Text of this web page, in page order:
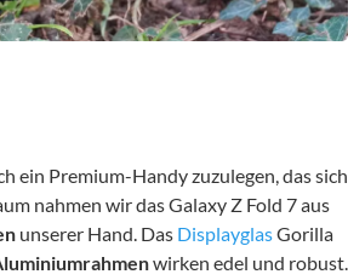
ein Premium-Handy zuzulegen, das sich
nahmen wir das Galaxy Z Fold 7 aus
unserer Hand. Das DisplayglasGorilla
wirken edel und robust.